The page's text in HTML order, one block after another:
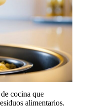
cocina que
alimentarios.